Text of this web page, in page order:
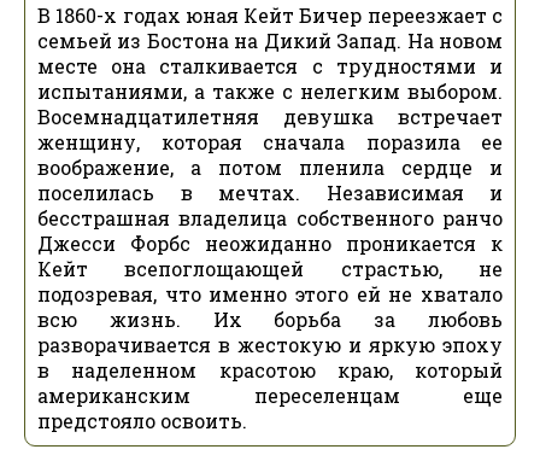
В 1860-х годах юная Кейт Бичер переезжает с
семьей из Бостона на Дикий Запад. На новом
месте она сталкивается с трудностями и
испытаниями, а также с нелегким выбором.
Восемнадцатилетняя девушка встречает
женщину, которая сначала поразила ее
воображение, а потом пленила сердце и
поселилась в мечтах. Независимая и
бесстрашная владелица собственного ранчо
Джесси Форбс неожиданно проникается к
Кейт всепоглощающей страстью, не
подозревая, что именно этого ей не хватало
всю жизнь. Их борьба за любовь
разворачивается в жестокую и яркую эпоху
в наделенном красотою краю, который
американским переселенцам еще
предстояло освоить.